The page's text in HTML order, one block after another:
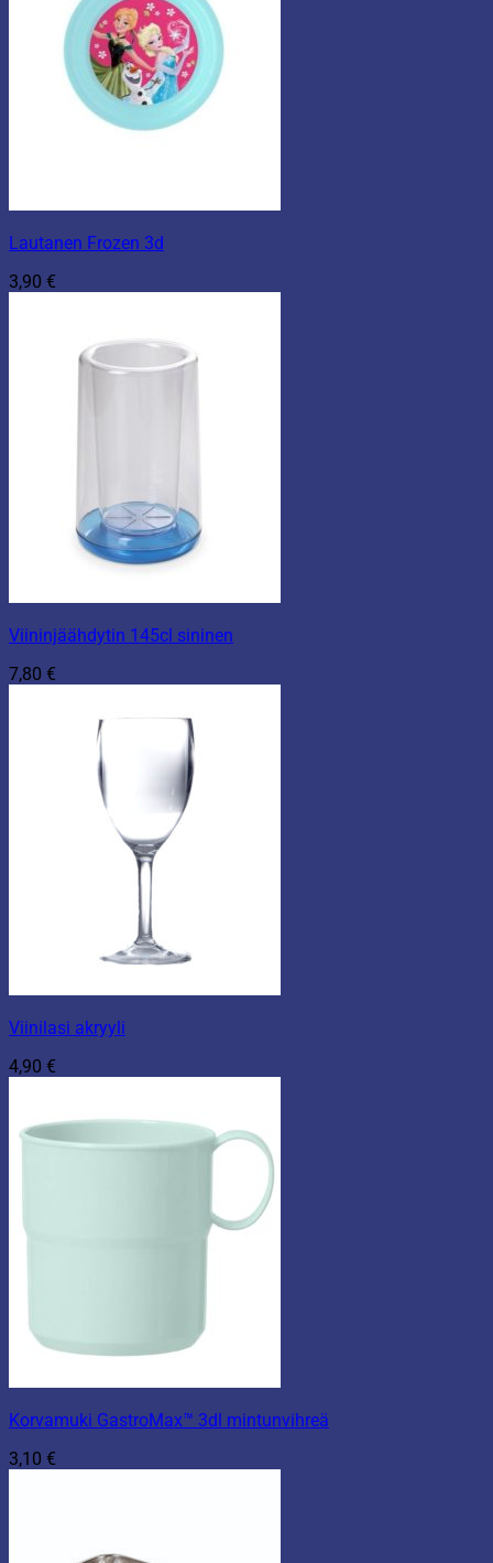
Lautanen Frozen 3d
3,90 €
Viininjäähdytin 145cl sininen
7,80 €
Viinilasi akryyli
4,90 €
Korvamuki GastroMax™ 3dl mintunvihreä
3,10 €